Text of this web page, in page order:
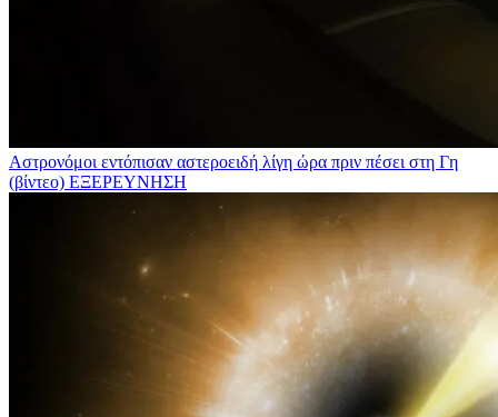
Αστρονόμοι εντόπισαν αστεροειδή λίγη ώρα πριν πέσει στη Γη
(βίντεο) ΕΞΕΡΕΥΝΗΣΗ